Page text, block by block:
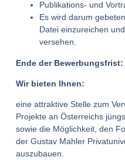
Publikations- und
Es wird darum
Datei einzureichen
versehen.
Ende der Bewerbungsfrist:
Wir bieten Ihnen:
eine attraktive Stelle zum
Projekte an Österreichs
sowie die Möglichkeit, den
der Gustav Mahler
auszubauen.